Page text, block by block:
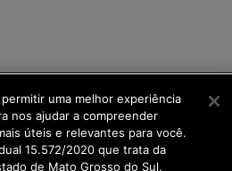
uma melhor experiência
nos ajudar a compreender
úteis e relevantes para você.
15.572/2020 que trata da
de Mato Grosso do Sul.